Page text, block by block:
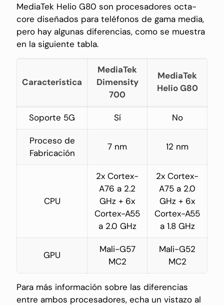
MediaTek Helio G80 son procesadores octa-
core diseñados para teléfonos de gama media,
pero hay algunas diferencias, como se muestra
en la siguiente tabla.
Característica
MediaTek
Dimensity
700
MediaTek
Helio G80
Soporte 5G Sí No
Proceso de
Fabricación
7 nm 12 nm
CPU
2x Cortex-
A76 a 2.2
GHz + 6x
Cortex-A55
a 2.0 GHz
2x Cortex-
A75 a 2.0
GHz + 6x
Cortex-A55
a 1.8 GHz
GPU
Mali-G57
MC2
Mali-G52
MC2
Para más información sobre las diferencias
entre ambos procesadores, echa un vistazo al